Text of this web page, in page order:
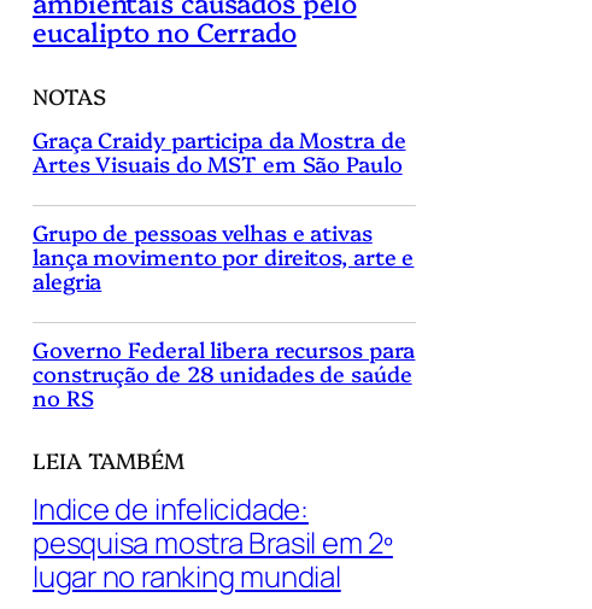
eucalipto no Cerrado
NOTAS
Graça Craidy participa da Mostra de
Artes Visuais do MST em São Paulo
Grupo de pessoas velhas e ativas
lança movimento por direitos, arte e
alegria
Governo Federal libera recursos para
construção de 28 unidades de saúde
no RS
LEIA TAMBÉM
Indice de infelicidade:
pesquisa mostra Brasil em 2º
lugar no ranking mundial